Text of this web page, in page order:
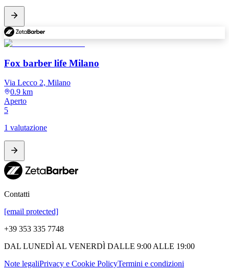
Fox barber life Milano
Via Lecco 2, Milano
0.9 km
Aperto
5
1 valutazione
Contatti
[email protected]
+39 353 335 7748
DAL LUNEDÌ AL VENERDÌ DALLE 9:00 ALLE 19:00
Note legaliPrivacy e Cookie PolicyTermini e condizioni